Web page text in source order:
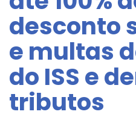
Vereadores Mirins iniciam
com participação em Sessão
CONDEMAT+ e Sesc Mogi
promovem palestra sobre
mercado de trabalho
desconto
e multas
do ISS e
tributos